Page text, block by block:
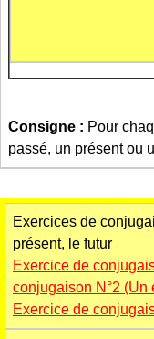
Consigne : Pour
passé, un présent ou
Exercices de
présent, le futur
Exercice de
conjugaison N°2 (Un
Exercice de